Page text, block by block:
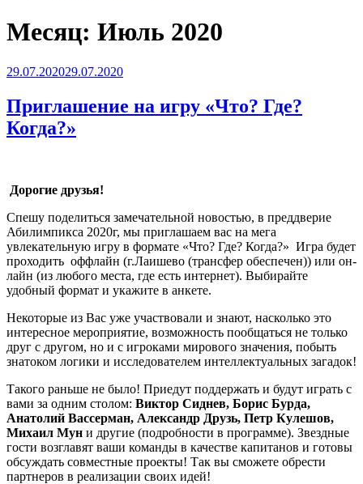
Месяц: Июль 2020
Опубликовано
29.07.202029.07.2020
Приглашение на игру «Что? Где?
Когда?»
Дорогие друзья!
Спешу поделиться замечательной новостью, в преддверие
Абилимпикса 2020г, мы приглашаем вас на мега
увлекательную игру в формате «Что? Где? Когда?» Игра будет
проходить оффлайн (г.Лаишево (трансфер обеспечен)) или он-
лайн (из любого места, где есть интернет). Выбирайте
удобный формат и укажите в анкете.
Некоторые из Вас уже участвовали и знают, насколько это
интересное мероприятие, возможность пообщаться не только
друг с другом, но и с игроками мирового значения, побыть
знатоком логики и исследователем интеллектуальных загадок!
Такого раньше не было! Приедут поддержать и будут играть с
вами за одним столом: Виктор Сиднев, Борис Бурда,
Анатолий Вассерман, Александр Друзь, Петр Кулешов,
Михаил Мун и другие (подробности в программе). Звездные
гости возглавят ваши команды в качестве капитанов и готовы
обсуждать совместные проекты! Так вы сможете обрести
партнеров в реализации своих идей!